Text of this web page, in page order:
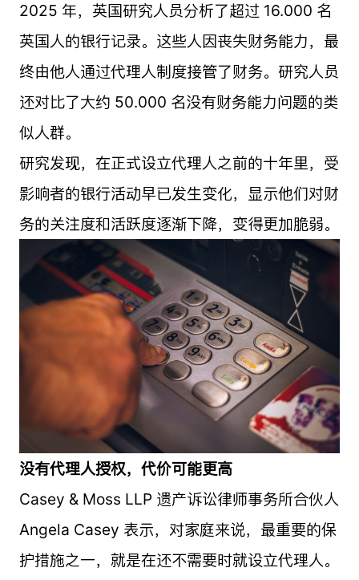
2025 年，英国研究人员分析了超过 16.000 名
英国人的银行记录。这些人因丧失财务能力，最
终由他人通过代理人制度接管了财务。研究人员
还对比了大约 50.000 名没有财务能力问题的类
似人群。
研究发现，在正式设立代理人之前的十年里，受
影响者的银行活动早已发生变化，显示他们对财
务的关注度和活跃度逐渐下降，变得更加脆弱。
没有代理人授权，代价可能更高
Casey & Moss LLP 遗产诉讼律师事务所合伙人
Angela Casey 表示，对家庭来说，最重要的保
护措施之一，就是在还不需要时就设立代理人。